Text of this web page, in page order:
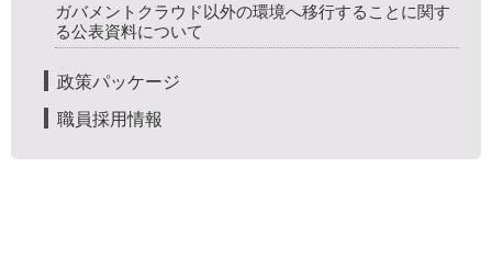
ガバメントクラウド以外の環境へ移行することに関す
る公表資料について
政策パッケージ
職員採用情報